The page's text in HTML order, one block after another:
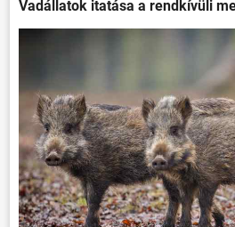
Vadállatok itatása a rendkívüli